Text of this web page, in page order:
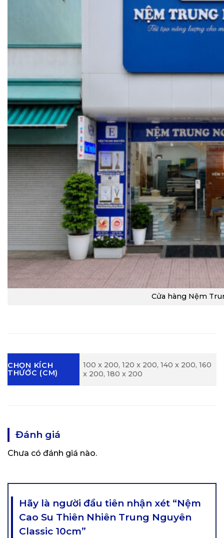
Cửa hàng Nệm
CHỌN KÍCH
THƯỚC (CM)
100 x 200, 120 x 200, 140 x 200, 160
x 200, 180 x 200
Đánh giá
Chưa có đánh giá nào.
Hãy là người đầu tiên nhận xét “Nệm
Cao Su Thiên Nhiên Trung Nguyên
Classic 10cm”